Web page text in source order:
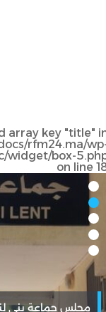
array key "title"
rfm24.ma/
widget/box-
on line
مجلس جماعة بني